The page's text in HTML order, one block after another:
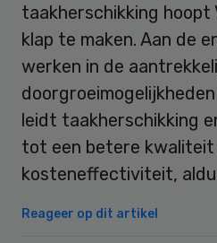
taakherschikking hoopt
klap te maken. Aan de
werken in de
leidt taakherschikking
tot een betere kwaliteit
kosteneffectiviteit,
Reageer op dit artikel